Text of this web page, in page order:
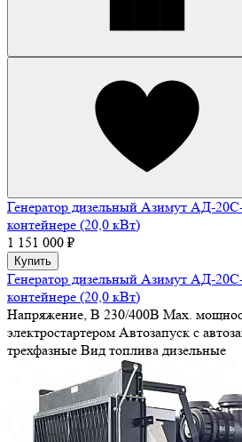
Генератор дизельный Азимут АД-
контейнере (20,0 кВт)
1 151 000 ₽
Купить
Генератор дизельный Азимут АД-
контейнере (20,0 кВт)
Напряжение, В 230/400В Max.
электростартером Автозапуск с
трехфазные Вид топлива дизельные